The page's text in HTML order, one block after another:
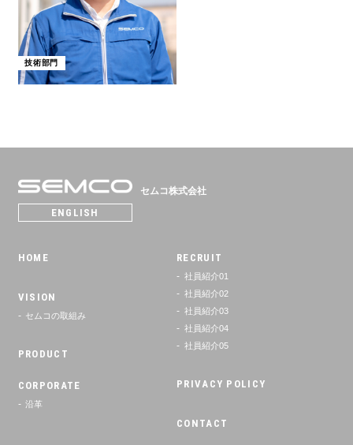
技術部門
セムコ株式会社
ENGLISH
HOME
VISION
セムコの取組み
PRODUCT
CORPORATE
沿革
RECRUIT
社員紹介01
社員紹介02
社員紹介03
社員紹介04
社員紹介05
PRIVACY POLICY
CONTACT